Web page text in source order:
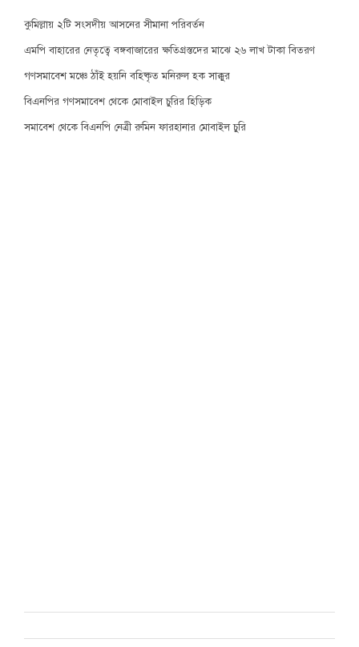
কুমিল্লায় ২টি সংসদীয় আসনের সীমানা পরিবর্তন
এমপি বাহারের নেতৃত্বে বঙ্গবাজারের ক্ষতিগ্রস্তদের মাঝে ২৬ লাখ টাকা বিতরণ
গণসমাবেশ মঞ্চে ঠাঁই হয়নি বহিষ্কৃত মনিরুল হক সাক্কুর
বিএনপির গণসমাবেশ থেকে মোবাইল চুরির হিড়িক
সমাবেশ থেকে বিএনপি নেত্রী রুমিন ফারহানার মোবাইল চুরি